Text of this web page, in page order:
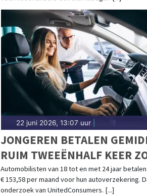
22 juni 2026, 13:07 uur|
JONGEREN BETALEN
RUIM TWEEËNHALF KEER
AUTOPREMIE ALS OUDEREN
Automobilisten van 18 tot en met 24 jaar
€ 153,58 per maand voor hun autoverzekering.
onderzoek van UnitedConsumers. [...]